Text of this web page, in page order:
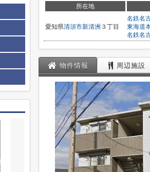
所在地
愛知県清須市新清洲 ３丁目
名鉄名
東海道
名鉄名
物件情報 周辺施設